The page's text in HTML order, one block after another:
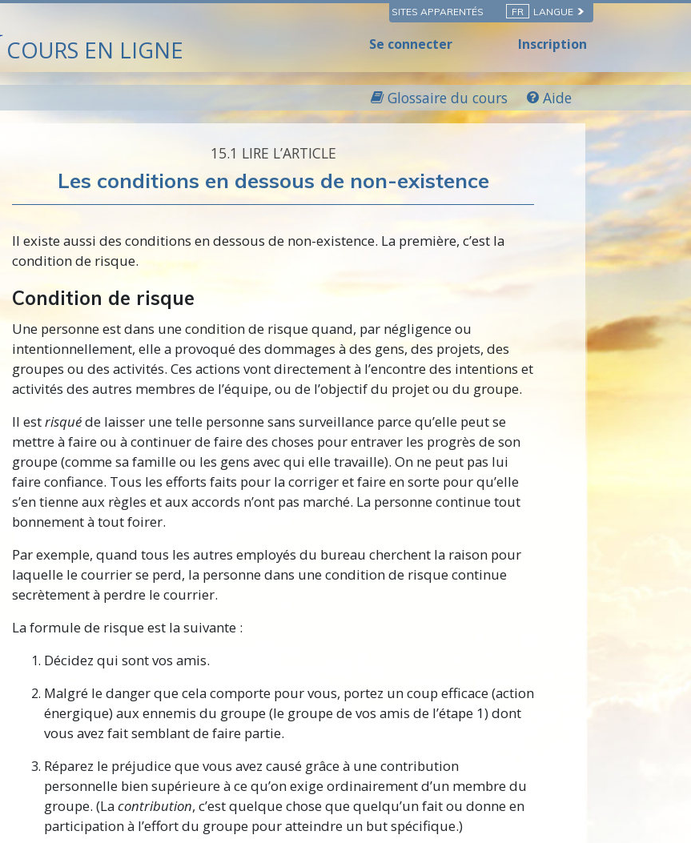
SITES APPARENTÉS FR LANGUE
COURS EN LIGNE Se connecter Inscription
Glossaire du cours Aide
15.‎1 LIRE L’ARTICLE
Les conditions en dessous de non-existence
Il existe aussi des conditions en dessous de non-existence. La première, c’est la
condition de risque.
Condition de risque
Une personne est dans une condition de risque quand, par négligence ou
intentionnellement, elle a provoqué des dommages à des gens, des projets, des
groupes ou des activités. Ces actions vont directement à l’encontre des intentions et
activités des autres membres de l’équipe, ou de l’objectif du projet ou du groupe.
Il estrisquéde laisser une telle personne sans surveillance parce qu’elle peut se
mettre à faire ou à continuer de faire des choses pour entraver les progrès de son
groupe (comme sa famille ou les gens avec qui elle travaille). On ne peut pas lui
faire confiance. Tous les efforts faits pour la corriger et faire en sorte pour qu’elle
s’en tienne aux règles et aux accords n’ont pas marché. La personne continue tout
bonnement à tout foirer.
Par exemple, quand tous les autres employés du bureau cherchent la raison pour
laquelle le courrier se perd, la personne dans une condition de risque continue
secrètement à perdre le courrier.
La formule de risque est la suivante :
Décidez qui sont vos amis.
Malgré le danger que cela comporte pour vous, portez un coup efficace (action
énergique) aux ennemis du groupe (le groupe de vos amis de l’étape 1) dont
vous avez fait semblant de faire partie.
Réparez le préjudice que vous avez causé grâce à une contribution
personnelle bien supérieure à ce qu’on exige ordinairement d’un membre du
groupe. (Lacontribution, c’est quelque chose que quelqu’un fait ou donne en
participation à l’effort du groupe pour atteindre un but spécifique.)